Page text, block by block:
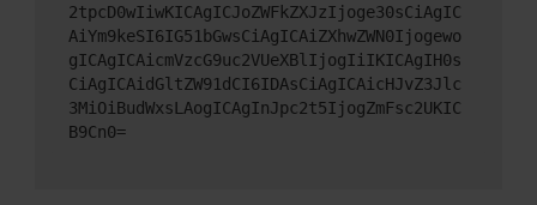
2tpcD0wIiwKICAgICJoZWFkZXJzIjoge30sCiAgIC
AiYm9keSI6IG51bGwsCiAgICAiZXhwZWN0Ijogewo
gICAgICAicmVzcG9uc2VUeXBlIjogIiIKICAgIH0s
CiAgICAidGltZW91dCI6IDAsCiAgICAicHJvZ3Jlc
3MiOiBudWxsLAogICAgInJpc2t5IjogZmFsc2UKIC
B9Cn0=